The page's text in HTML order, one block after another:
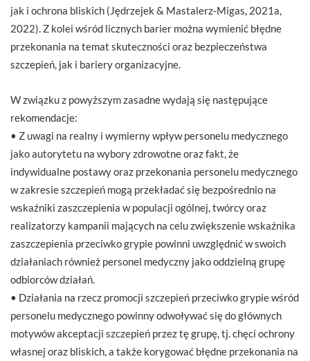
jak i ochrona bliskich (Jędrzejek & Mastalerz-Migas, 2021a,
2022). Z kolei wśród licznych barier można wymienić błędne
przekonania na temat skuteczności oraz bezpieczeństwa
szczepień, jak i bariery organizacyjne.
W związku z powyższym zasadne wydają się następujące
rekomendacje:
• Z uwagi na realny i wymierny wpływ personelu medycznego
jako autorytetu na wybory zdrowotne oraz fakt, że
indywidualne postawy oraz przekonania personelu medycznego
w zakresie szczepień mogą przekładać się bezpośrednio na
wskaźniki zaszczepienia w populacji ogólnej, twórcy oraz
realizatorzy kampanii mających na celu zwiększenie wskaźnika
zaszczepienia przeciwko grypie powinni uwzględnić w swoich
działaniach również personel medyczny jako oddzielną grupę
odbiorców działań.
• Działania na rzecz promocji szczepień przeciwko grypie wśród
personelu medycznego powinny odwoływać się do głównych
motywów akceptacji szczepień przez tę grupę, tj. chęci ochrony
własnej oraz bliskich, a także korygować błędne przekonania na